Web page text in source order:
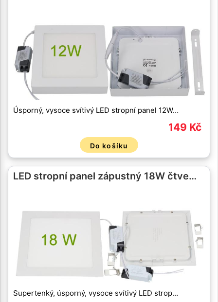
Úsporný, vysoce svítivý LED stropní panel 12W…
149 Kč
Do košíku
LED stropní panel zápustný 18W čtve…
Supertenký, úsporný, vysoce svítivý LED strop…